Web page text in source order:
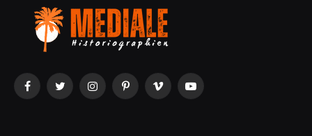
FacebookTwitterInstagramPinterestVimeo YouTube